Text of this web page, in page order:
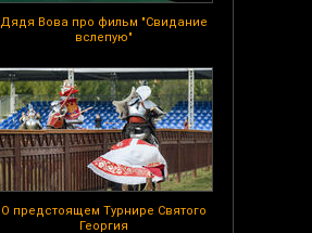
Дядя Вова про фильм "Свидание
вслепую"
О предстоящем Турнире Святого
Георгия